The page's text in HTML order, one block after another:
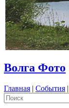
Волга Фото
Главная | События |